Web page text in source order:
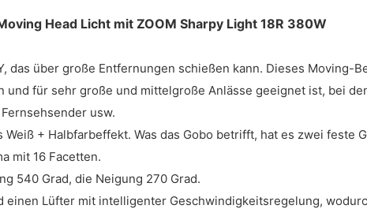
Head Licht mit ZOOM Sharpy Light 18R 380W
das über große Entfernungen schießen kann. Dieses Moving-
für sehr große und mittelgroße Anlässe geeignet ist, bei
usw.
+ Halbfarbeffekt. Was das Gobo betrifft, hat es zwei feste
mit 16 Facetten.
540 Grad, die Neigung 270 Grad.
Lüfter mit intelligenter Geschwindigkeitsregelung,